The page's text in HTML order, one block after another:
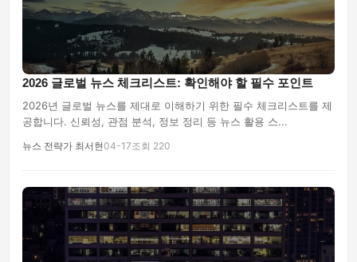
2026 글로벌 뉴스 체크리스트: 확인해야 할 필수 포인트
2026년 글로벌 뉴스를 제대로 이해하기 위한 필수 체크리스트를 제
공합니다. 신뢰성, 관점 분석, 정보 정리 등 뉴스 활용 스...
뉴스 전략가 최서현04-17조회 220